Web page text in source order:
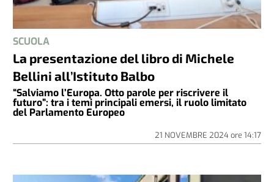
SCUOLA
La presentazione del libro di Michele
Bellini all’Istituto Balbo
“Salviamo l’Europa. Otto parole per riscrivere il
futuro”: tra i temi principali emersi, il ruolo limitato
del Parlamento Europeo
21 NOVEMBRE 2024ore 14:17